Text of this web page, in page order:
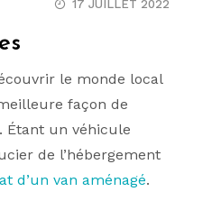
17 JUILLET 2022
le monde local
façon de
Étant un véhicule
de l’hébergement
d’un van aménagé.